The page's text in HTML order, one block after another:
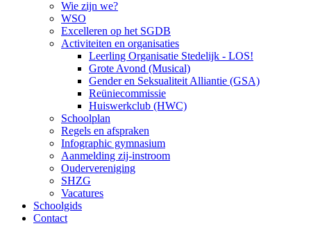
Wie zijn we?
WSO
Excelleren op het SGDB
Activiteiten en organisaties
Leerling Organisatie Stedelijk - LOS!
Grote Avond (Musical)
Gender en Seksualiteit Alliantie (GSA)
Reüniecommissie
Huiswerkclub (HWC)
Schoolplan
Regels en afspraken
Infographic gymnasium
Aanmelding zij-instroom
Oudervereniging
SHZG
Vacatures
Schoolgids
Contact